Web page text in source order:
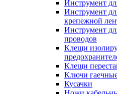
Инструмент
Инструмент
крепежной
Инструмент
проводов
Клещи
Клещи
Ключи
Кусачки